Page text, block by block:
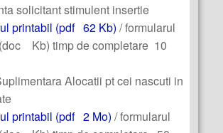
solicitant stimulent insertie
printabil (pdf 62 Kb) / formularul
Kb) timp de completare 10
Alocatii pt cei nascuti in
printabil (pdf 2 Mo) / formularul